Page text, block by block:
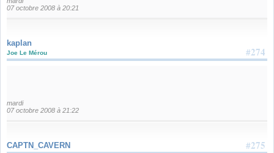
07 octobre 2008 à 20:21
kaplan
#274
Joe Le Mérou
mardi
07 octobre 2008 à 21:22
#275
CAPTN_CAVERN